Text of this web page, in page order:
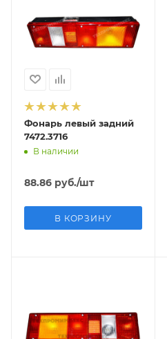
Фонарь левый задний
7472.3716
В наличии
88.86 руб./шт
В КОРЗИНУ